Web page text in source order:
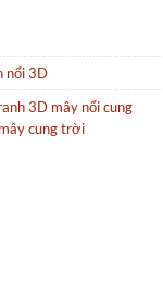
nổi 3D
3D mây nổi cung
cung trời